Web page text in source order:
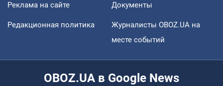
Реклама на сайте Документы
Редакционная политика
Журналисты OBOZ.UA на
месте событий
OBOZ.UA в Google News